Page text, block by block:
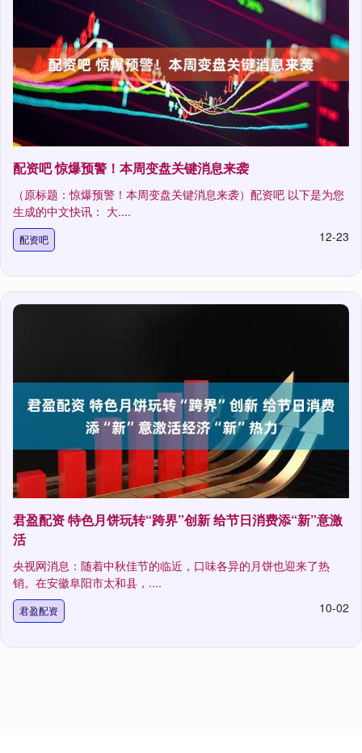
配资吧 惊爆预警！本周变盘关键消息来袭
（原标题：惊爆预警！本周变盘关键消息来袭）配资吧 以下是为您
生成的中文快讯： 大....
配资吧 12-23
君盈配资 特色月饼玩转“跨界”创新 给节日消费添“新”意激
活
央视网消息：随着中秋佳节的临近，口味各异的月饼也迎来了热
销。在安徽阜阳市太和县，....
君盈配资 10-02